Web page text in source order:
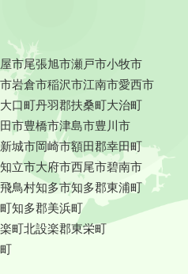
市尾張旭市瀬戸市小牧市
岩倉市稲沢市江南市愛西市
口町丹羽郡扶桑町大治町
市豊橋市津島市豊川市
新城市岡崎市額田郡幸田町
知立市大府市西尾市碧南市
鳥村知多市知多郡東浦町
知多郡美浜町
町北設楽郡東栄町